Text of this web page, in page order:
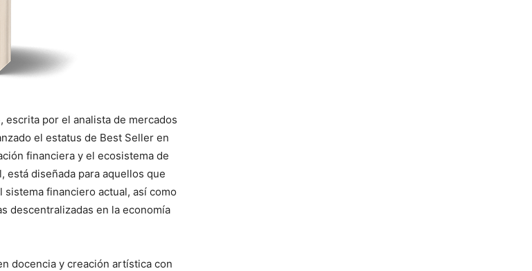
escrita por el analista de mercados
el estatus de Best Seller en
financiera y el ecosistema de
está diseñada para aquellos que
financiero actual, así como
descentralizadas en la economía
docencia y creación artística con